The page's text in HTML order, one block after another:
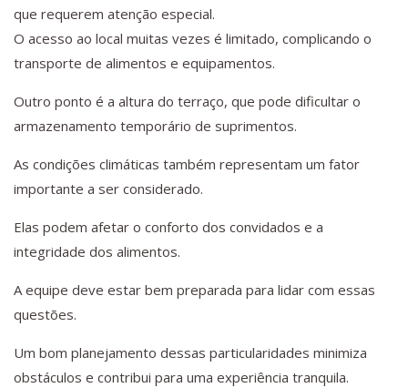
que requerem atenção especial.
O acesso ao local muitas vezes é limitado, complicando o
transporte de alimentos e equipamentos.
Outro ponto é a altura do terraço, que pode dificultar o
armazenamento temporário de suprimentos.
As condições climáticas também representam um fator
importante a ser considerado.
Elas podem afetar o conforto dos convidados e a
integridade dos alimentos.
A equipe deve estar bem preparada para lidar com essas
questões.
Um bom planejamento dessas particularidades minimiza
obstáculos e contribui para uma experiência tranquila.